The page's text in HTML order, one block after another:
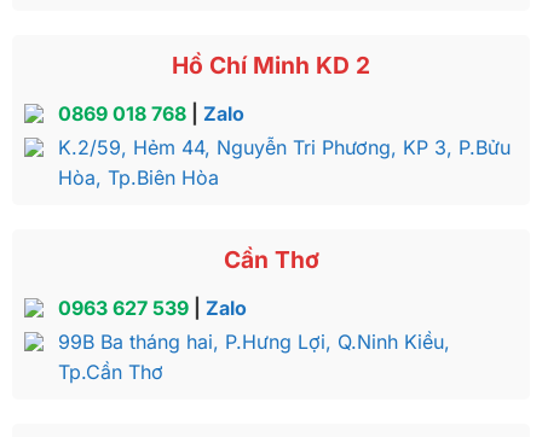
Hồ Chí Minh KD 2
0869 018 768| Zalo
K.2/59, Hẻm 44, Nguyễn Tri Phương, KP 3, P.Bửu
Hòa, Tp.Biên Hòa
Cần Thơ
0963 627 539| Zalo
99B Ba tháng hai, P.Hưng Lợi, Q.Ninh Kiều,
Tp.Cần Thơ